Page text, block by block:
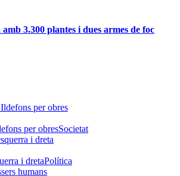
3.300 plantes i dues armes de foc
per obresSocietat
i dretaPolítica